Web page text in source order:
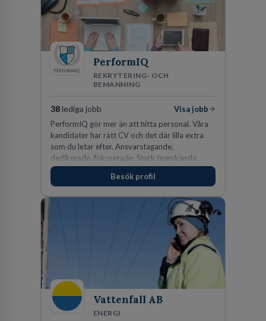
PerformIQ
REKRYTERING- OCH
BEMANNING
38lediga jobb
Visa jobb
PerformIQ gör mer än att hitta personal. Våra
kandidater har rätt CV och det där lilla extra
som du letar efter. Ansvarstagande,
dedikerade, fokuserade. Stark teamkänsla,
vinnarinstinkt och hälsomedvetna. Vi kallar det
för idrottens egenskaper.
Besök profil
Vattenfall AB
ENERGI